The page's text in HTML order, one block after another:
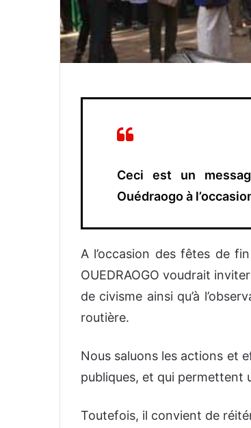
Ceci est un
Ouédraogo à
A l’occasion des fêtes de
OUEDRAOGO voudrait
de civisme ainsi qu’à
routière.
Nous saluons les actions et
publiques, et qui permettent
Toutefois, il convient de